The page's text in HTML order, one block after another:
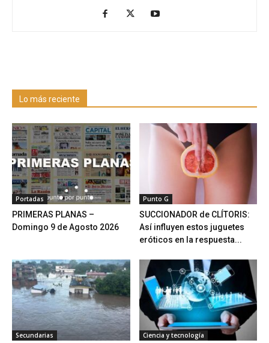
Lo más reciente
Portadas
PRIMERAS PLANAS –
Domingo 9 de Agosto 2026
Punto G
SUCCIONADOR de CLÍTORIS:
Así influyen estos juguetes
eróticos en la respuesta...
Secundarias Ciencia y tecnología